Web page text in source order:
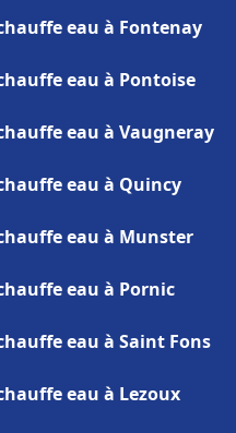
eau à Fontenay
eau à Pontoise
eau à Vaugneray
eau à Quincy
eau à Munster
eau à Pornic
eau à Saint Fons
eau à Lezoux